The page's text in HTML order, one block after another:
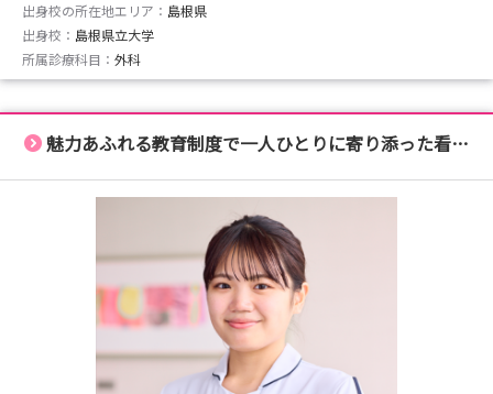
出身校の所在地エリア： 島根県
出身校： 島根県立大学
所属診療科目： 外科
魅力あふれる教育制度で一人ひとりに寄り添った看護師に